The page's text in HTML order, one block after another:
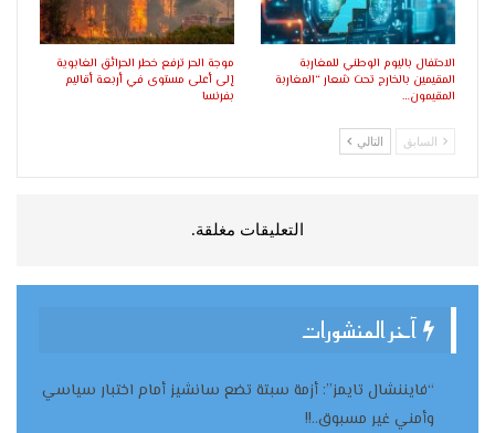
الاحتفال باليوم الوطني للمغاربة
المقيمين بالخارج تحت شعار “المغاربة
المقيمون…
موجة الحر ترفع خطر الحرائق الغابوية
إلى أعلى مستوى في أربعة أقاليم
بفرنسا
السابق التالي
التعليقات مغلقة.
آخر المنشورات
“فايننشال تايمز”: أزمة سبتة تضع سانشيز أمام اختبار سياسي
وأمني غير مسبوق..!!